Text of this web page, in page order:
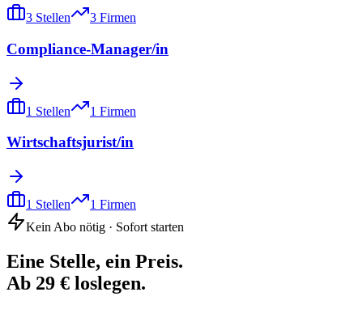
3 Stellen 3 Firmen
Compliance-Manager/in
1 Stellen 1 Firmen
Wirtschaftsjurist/in
1 Stellen 1 Firmen
Kein Abo nötig · Sofort starten
Eine Stelle, ein Preis.
Ab 29 € loslegen.